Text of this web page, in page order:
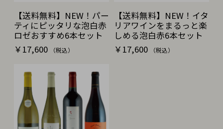
【送料無料】NEW！パー
ティにピッタリな泡白赤
ロゼおすすめ6本セット
￥17,600
（税込）
【送料無料】NEW！イタ
リアワインをまるっと楽
しめる泡白赤6本セット
￥17,600
（税込）